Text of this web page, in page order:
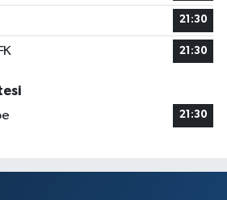
21:30
21:30
21:30